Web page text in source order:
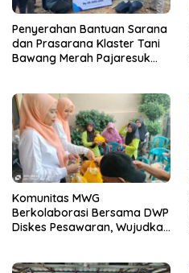
Penyerahan Bantuan Sarana
dan Prasarana Klaster Tani
Bawang Merah Pajaresuk
Komunitas MWG
Berkolaborasi Bersama DWP
Diskes Pesawaran, Wujudkan